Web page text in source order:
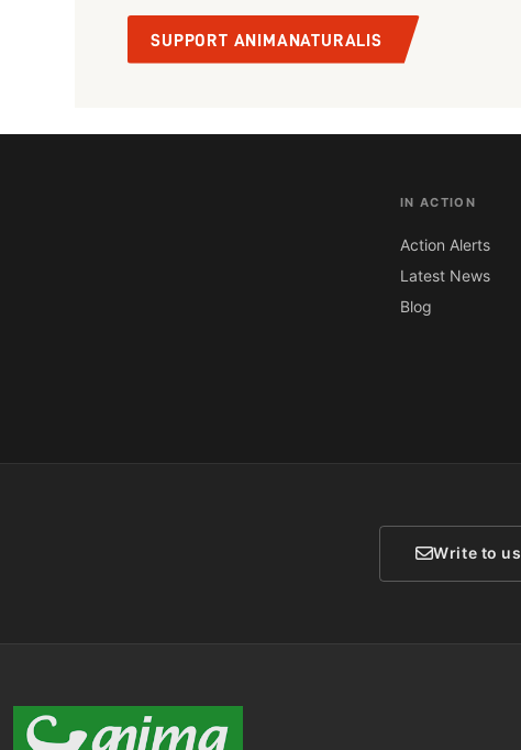
SUPPORT ANIMANATURALIS
IN ACTION
Action Alerts
Latest News
Blog
Write to us